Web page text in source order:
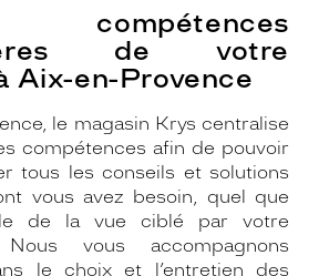
de votre
Aix-en-Provence
le magasin Krys centralise
compétences afin de pouvoir
tous les conseils et solutions
vous avez besoin, quel que
de la vue ciblé par votre
Nous vous accompagnons
le choix et l’entretien des